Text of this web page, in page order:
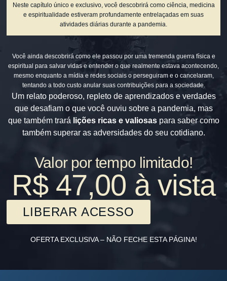
Neste capítulo único e exclusivo, você descobrirá como ciência, medicina
e espiritualidade estiveram profundamente entrelaçadas em suas
atividades diárias durante a pandemia.
Você ainda descobrirá como ele passou por uma tremenda guerra física e
espiritual para salvar vidas e entender o que realmente estava acontecendo,
mesmo enquanto a mídia e redes sociais o perseguiram e o cancelaram,
tentando a todo custo anular suas contribuições para a sociedade.
Um relato poderoso, repleto de aprendizados e verdades
que desafiam o que você ouviu sobre a pandemia, mas
que também trará lições ricas e valiosaspara saber como
também superar as adversidades do seu cotidiano.
Valor por tempo limitado!
R$ 47,00 à vista
LIBERAR ACESSO
OFERTA EXCLUSIVA – NÃO FECHE ESTA PÁGINA!